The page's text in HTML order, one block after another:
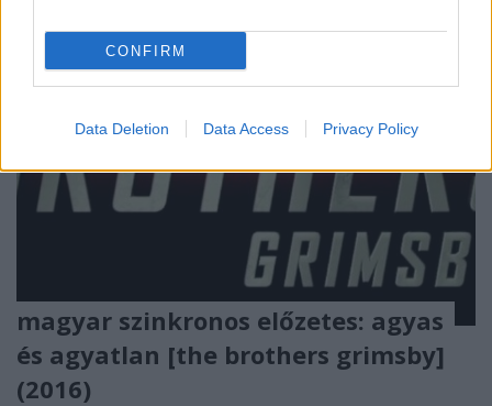
CONFIRM
Data Deletion Data Access Privacy Policy
magyar szinkronos előzetes: agyas
és agyatlan [the brothers grimsby]
(2016)